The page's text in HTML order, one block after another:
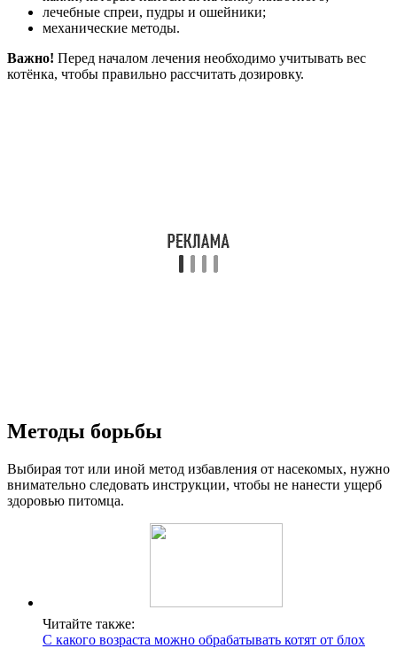
лечебные спреи, пудры и ошейники;
механические методы.
Важно! Перед началом лечения необходимо учитывать вес
котёнка, чтобы правильно рассчитать дозировку.
Методы борьбы
Выбирая тот или иной метод избавления от насекомых, нужно
внимательно следовать инструкции, чтобы не нанести ущерб
здоровью питомца.
Читайте также:
С какого возраста можно обрабатывать котят от блох